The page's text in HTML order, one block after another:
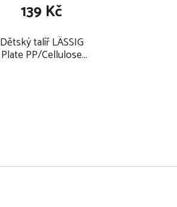
Dětský talíř LÄSSIG
Plate PP/Cellulose
139 Kč